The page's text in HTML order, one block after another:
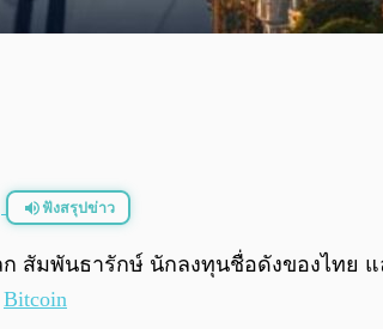
ฟังสรุปข่าว
มพันธารักษ์ นักลงทุนชื่อดังของไทย แล
Bitcoin